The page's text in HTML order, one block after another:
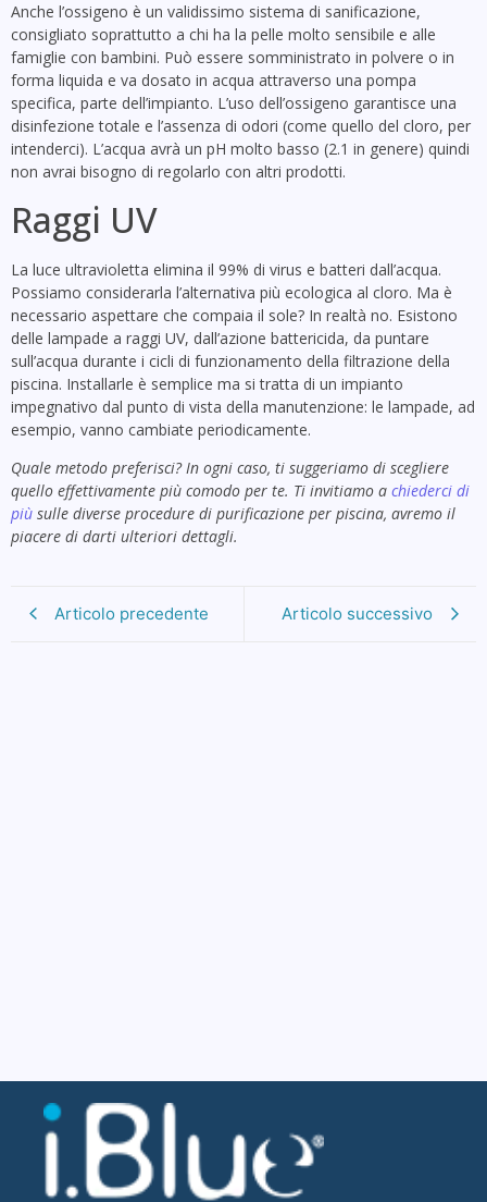
Anche l’ossigeno è un validissimo sistema di sanificazione,
consigliato soprattutto a chi ha la pelle molto sensibile e alle
famiglie con bambini. Può essere somministrato in polvere o in
forma liquida e va dosato in acqua attraverso una pompa
specifica, parte dell’impianto. L’uso dell’ossigeno garantisce una
disinfezione totale e l’assenza di odori (come quello del cloro, per
intenderci). L’acqua avrà un pH molto basso (2.1 in genere) quindi
non avrai bisogno di regolarlo con altri prodotti.
Raggi UV
La luce ultravioletta elimina il 99% di virus e batteri dall’acqua.
Possiamo considerarla l’alternativa più ecologica al cloro. Ma è
necessario aspettare che compaia il sole? In realtà no. Esistono
delle lampade a raggi UV, dall’azione battericida, da puntare
sull’acqua durante i cicli di funzionamento della filtrazione della
piscina. Installarle è semplice ma si tratta di un impianto
impegnativo dal punto di vista della manutenzione: le lampade, ad
esempio, vanno cambiate periodicamente.
Quale metodo preferisci? In ogni caso, ti suggeriamo di scegliere
quello effettivamente più comodo per te. Ti invitiamo a chiederci di
più sulle diverse procedure di purificazione per piscina, avremo il
piacere di darti ulteriori dettagli.
Articolo precedente Articolo successivo